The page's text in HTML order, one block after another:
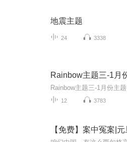
地震主题
24 3338
Rainbow主题三-1月
12 3783
【免费】案中冤案|